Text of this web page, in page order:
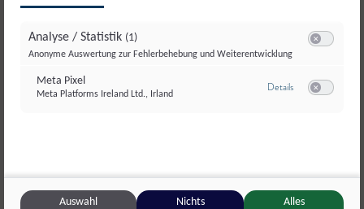
Analyse / Statistik (1)
Anonyme Auswertung zur Fehlerbehebung und Weiterentwicklung
Meta Pixel
Meta Platforms Ireland Ltd., Irland
Detailszu Meta Pixel
Auswahl
Nichts
Alles